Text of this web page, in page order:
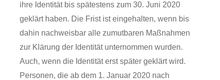
ihre Identität bis spätestens zum 30. Juni 2020
geklärt haben. Die Frist ist eingehalten, wenn bis
dahin nachweisbar alle zumutbaren Maßnahmen
zur Klärung der Identität unternommen wurden.
Auch, wenn die Identität erst später geklärt wird.
Personen, die ab dem 1. Januar 2020 nach